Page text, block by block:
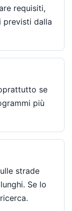
requisiti,
previsti dalla
se
più
strade
Se lo